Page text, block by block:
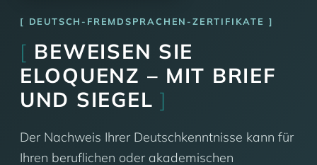
DEUTSCH-FREMDSPRACHEN-ZERTIFIKATE
[ BEWEISEN SIE
ELOQUENZ – MIT BRIEF
UND SIEGEL]
Der Nachweis Ihrer Deutschkenntnisse kann für
Ihren beruflichen oder akademischen